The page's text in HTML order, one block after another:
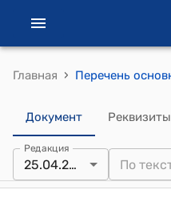
Главная ›
Документ Реквизиты
Редакция
25.04.2005